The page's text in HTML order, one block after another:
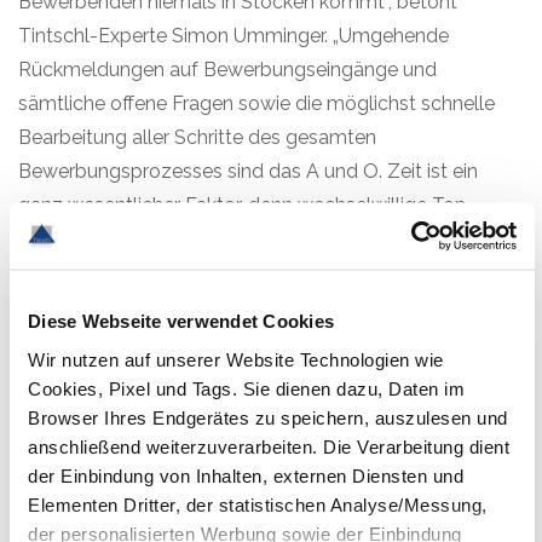
Diese Webseite verwendet Cookies
Wir nutzen auf unserer Website Technologien wie
Cookies, Pixel und Tags. Sie dienen dazu, Daten im
Browser Ihres Endgerätes zu speichern, auszulesen und
anschließend weiterzuverarbeiten. Die Verarbeitung dient
der Einbindung von Inhalten, externen Diensten und
Elementen Dritter, der statistischen Analyse/Messung,
der personalisierten Werbung sowie der Einbindung
Tintschl-Experte Simon Umminger. „Umgehende
Rückmeldungen auf Bewerbungseingänge und
sämtliche offene Fragen sowie die möglichst schnelle
Bearbeitung aller Schritte des gesamten
Bewerbungsprozesses sind das A und O. Zeit ist ein
ganz wesentlicher Faktor, denn wechselwillige Top-
Kandidaten sind nicht lange auf dem Arbeitsmarkt
Digitale Automatisierungsprozesse können da gute
Dienste leisten. Spezielle Recruitment Softwares und -
Anwendungen erledigen Standardaufgaben digital, von
der automatischen Eingangsbestätigung bis hin zur